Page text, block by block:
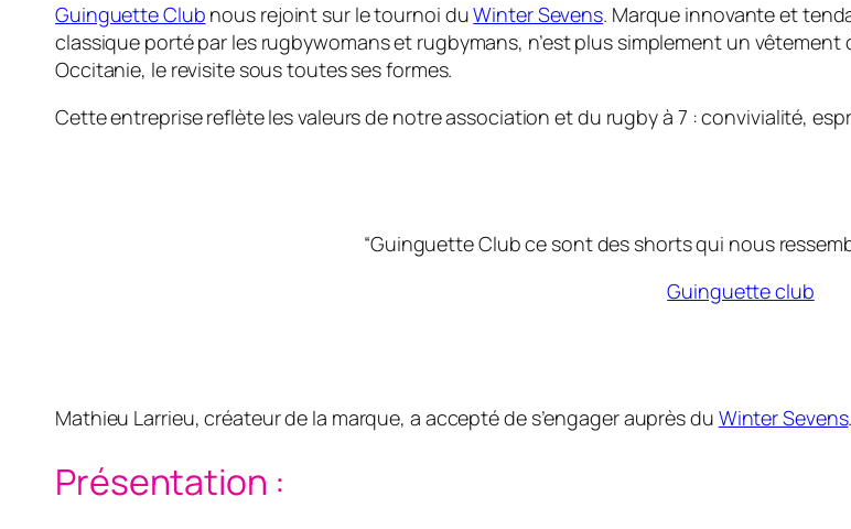
Guinguette Club nous rejoint sur le tournoi duWinter Sevens. Marque innovante et
classique porté par les rugbywomans et rugbymans, n’est plus simplement un
Occitanie, le revisite sous toutes ses formes.
Cette entreprise reflète les valeurs de notre association et du rugby à 7 : convivialité,
“Guinguette Club ce sont des shorts qui nous
Guinguette club
Mathieu Larrieu, créateur de la marque, a accepté de s’engager auprès du Winter Sevens
Présentation :